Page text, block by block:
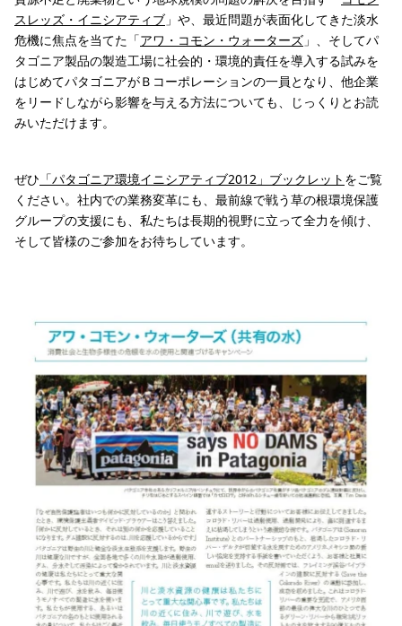
スレッズ・イニシアティブ 」や、最近問題が表面化してきた淡水
危機に焦点を当てた「アワ・コモン・ウォーターズ 」、そしてパ
タゴニア製品の製造工場に社会的・環境的責任を導入する試みを
はじめてパタゴニアがＢコーポレーションの一員となり、他企業
をリードしながら影響を与える方法についても、じっくりとお読
みいただけます。
ぜひ 「パタゴニア環境イニシアティブ2012」ブックレット をご覧
ください。社内での業務変革にも、最前線で戦う草の根環境保護
グループの支援にも、私たちは長期的視野に立って全力を傾け、
そして皆様のご参加をお待ちしています。